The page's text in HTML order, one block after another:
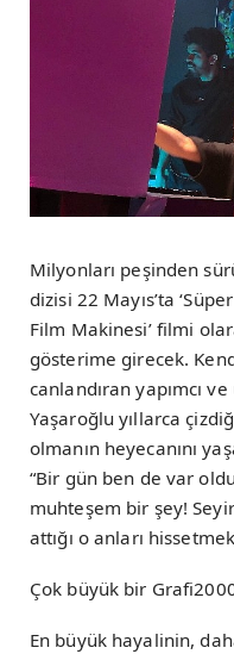
Milyonları peşinden
dizisi 22 Mayıs’ta
Film Makinesi’ filmi
gösterime girecek.
canlandıran yapımcı
Yaşaroğlu yıllarca
olmanın heyecanını
“Bir gün ben de var
muhteşem bir şey!
attığı o anları
Çok büyük bir
En büyük hayalinin,